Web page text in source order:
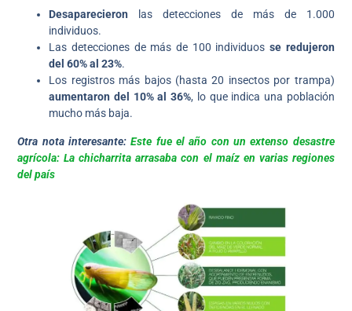
Desaparecieron las detecciones de más de 1.000
individuos.
Las detecciones de más de 100 individuos se redujeron
del 60% al 23%.
Los registros más bajos (hasta 20 insectos por trampa)
aumentaron del 10% al 36%, lo que indica una población
mucho más baja.
Otra nota interesante:Este fue el año con un extenso desastre
agrícola: La chicharrita arrasaba con el maíz en varias regiones
del país